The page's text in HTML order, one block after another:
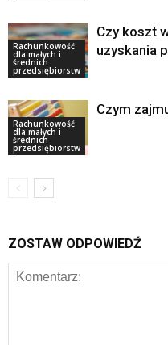
Rachunkowość
dla małych i
średnich
przedsiębiorstw
Czy koszt
uzyskania
Rachunkowość
dla małych i
średnich
przedsiębiorstw
Czym
ZOSTAW ODPOWIEDŹ